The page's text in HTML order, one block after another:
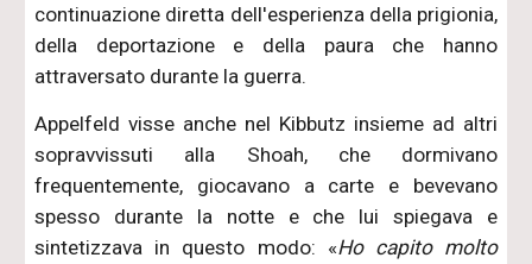
continuazione diretta dell'esperienza della prigionia,
della deportazione e della paura che hanno
attraversato durante la guerra.
Appelfeld visse anche nel Kibbutz insieme ad altri
sopravvissuti alla Shoah, che dormivano
frequentemente, giocavano a carte e bevevano
spesso durante la notte e che lui spiegava e
sintetizzava in questo modo: «Ho capito molto